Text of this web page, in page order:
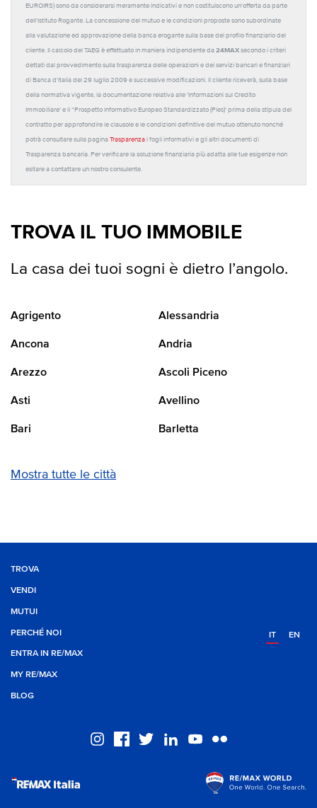
EUROIRS) sono da considerarsi meramente indicativi e non costituiscono un'offerta da parte
dell'Istituto Rogante. La concessione del mutuo e le condizioni proposte sono subordinate
alla valutazione ed approvazione della banca erogante sulla base del profilo finanziario del
cliente. Il calcolo del TAEG è effettuato in maniera indipendente da 24MAX secondo i criteri
dettati dal provvedimento sulla trasparenza delle operazioni e dei servizi bancari e finanziari
di Banca d'Italia del 29 luglio 2009 e successive modificazioni. Il cliente riceverà, sulla base
della normativa vigente, la documentazione relativa alle 'Informazioni sul Credito
Immobiliare' e il “Prospetto Informativo Europeo Standardizzato (Pies)' prima della stipula del
contratto per approfondire le clausole e le condizioni definitive del mutuo ottenuto nonché
potrà consultare sulla pagina Trasparenza i fogli informativi e gli altri documenti di
Trasparenza bancaria. Per verificare la soluzione finanziaria più adatta alle tue esigenze non
esitare a contattare un nostro consulente.
TROVA IL TUO IMMOBILE
La casa dei tuoi sogni è dietro l’angolo.
Agrigento Alessandria
Ancona Andria
Arezzo Ascoli Piceno
Asti Avellino
Bari Barletta
Mostra tutte le città
TROVA
VENDI
MUTUI
PERCHÉ NOI
ENTRA IN RE/MAX
MY RE/MAX
BLOG
IT EN